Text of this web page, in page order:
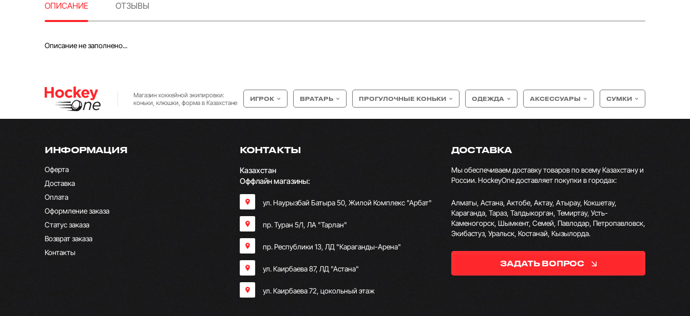
ОПИСАНИЕ ОТЗЫВЫ
Описание не заполнено...
Магазин хоккейной экипировки:
коньки, клюшки, форма в Казахстане
ИГРОК ВРАТАРЬ ПРОГУЛОЧНЫЕ КОНЬКИ ОДЕЖДА АКСЕССУАРЫ СУМКИ
ИНФОРМАЦИЯ
Оферта
Доставка
Оплата
Оформление заказа
Статус заказа
Возврат заказа
Контакты
КОНТАКТЫ
Казахстан
Оффлайн магазины:
ул. Наурызбай Батыра 50, Жилой Комплекс "Арбат"
пр. Туран 5/1, ЛА "Тарлан"
пр. Республики 13, ​ЛД "Караганды-Арена"
ул. Каирбаева 87, ЛД "Астана"
ул. Каирбаева 72, цокольный этаж
ДОСТАВКА
Мы обеспечиваем доставку товаров по всему Казахстану и
России. HockeyOne доставляет покупки в городах:
Алматы, Астана, Актобе, Актау, Атырау, Кокшетау,
Караганда, Тараз, Талдыкорган, Темиртау, Усть-
Каменогорск, Шымкент, Семей, Павлодар, Петропавловск,
Экибастуз, Уральск, Костанай, Кызылорда.
ЗАДАТЬ ВОПРОС